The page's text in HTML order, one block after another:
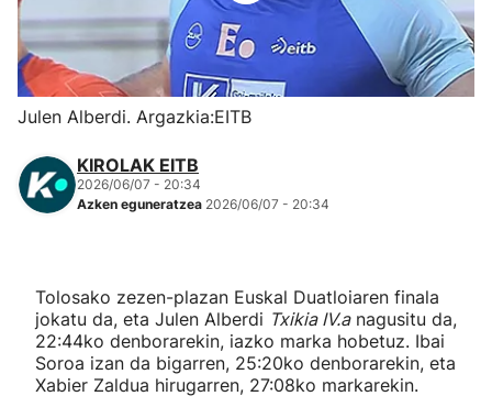
Herri-kirolak
Eskubaloia
Kirolak 360
Atletismoa
Kirol gehiago
"Helmuga"
Julen Alberdi. Argazkia:EITB
KIROLAK EITB
2026/06/07 - 20:34
Azken eguneratzea 2026/06/07 - 20:34
Tolosako zezen-plazan Euskal Duatloiaren finala
jokatu da, eta Julen Alberdi Txikia IV.anagusitu da,
22:44ko denborarekin, iazko marka hobetuz. Ibai
Soroa izan da bigarren, 25:20ko denborarekin, eta
Xabier Zaldua hirugarren, 27:08ko markarekin.